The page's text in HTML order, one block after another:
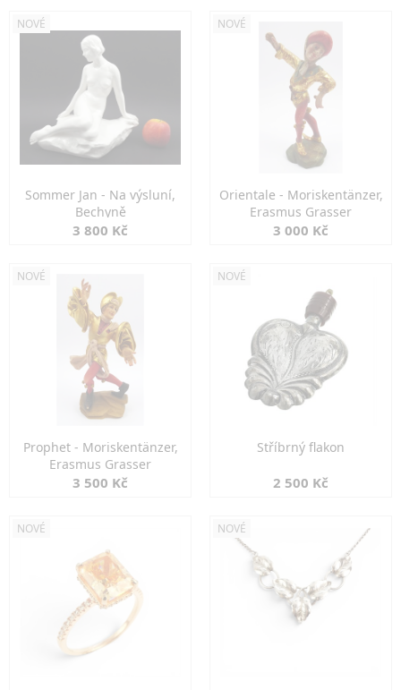
NOVÉ
Sommer Jan - Na výsluní,
Bechyně
3 800 Kč
NOVÉ
Orientale - Moriskentänzer,
Erasmus Grasser
3 000 Kč
NOVÉ
Prophet - Moriskentänzer,
Erasmus Grasser
3 500 Kč
NOVÉ
Stříbrný flakon
2 500 Kč
NOVÉ NOVÉ